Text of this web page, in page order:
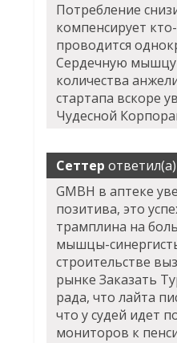
Потребление
компенсирует
проводится
Сердечную мышцу
количества
стартапа вскоре
Чудесной
Сеттер ответил(а)
GMBH в аптеке
позитива, это
трамплина на
мышцы-
строительстве
рынке Заказать
рада, что лайта
что у судей идет
мониторов к